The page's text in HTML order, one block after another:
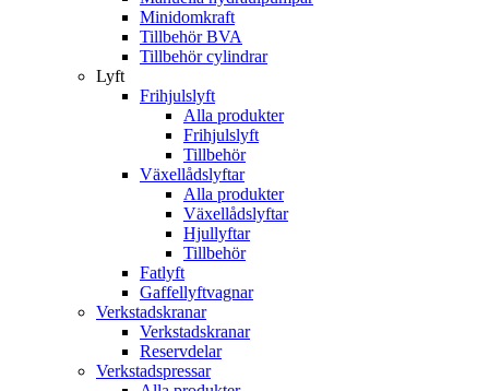
Minidomkraft
Tillbehör BVA
Tillbehör cylindrar
Lyft
Frihjulslyft
Alla produkter
Frihjulslyft
Tillbehör
Växellådslyftar
Alla produkter
Växellådslyftar
Hjullyftar
Tillbehör
Fatlyft
Gaffellyftvagnar
Verkstadskranar
Verkstadskranar
Reservdelar
Verkstadspressar